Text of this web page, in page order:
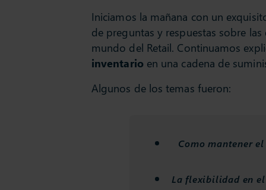
Iniciamos la mañana con un
de preguntas y respuestas sobre
mundo del Retail. Continuamos
inventario en una cadena de
Algunos de los temas fueron:
Como mantener
La flexibilidad en